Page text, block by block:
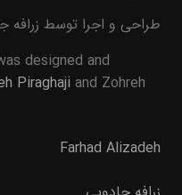
طراحی و اجرا توسط زرافه
designed and
Piraghaji and Zohreh
Farhad Alizadeh